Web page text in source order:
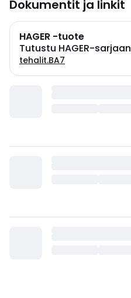
Dokumentit ja linkit
HAGER -tuote
Tutustu HAGER-sarjaan
tehalit.BA7